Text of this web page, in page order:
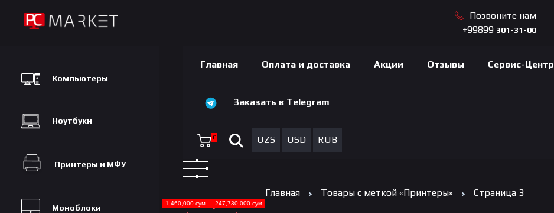
Позвоните нам
+99899 301-31-00
Компьютеры
Ноутбуки
Принтеры и МФУ
Моноблоки
Главная Оплата и доставка Акции Отзывы Сервис-Центр
Заказать в Telegram
0 UZS USD RUB
1,460,000 сум — 247,730,000 сум
Главная Товары с меткой «Принтеры» Страница 3